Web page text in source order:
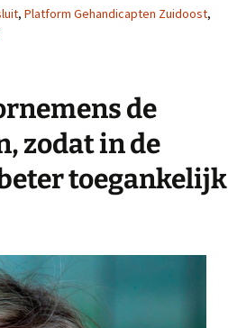
, Platform Gehandicapten Zuidoost,
de
zodat in de
toegankelijk